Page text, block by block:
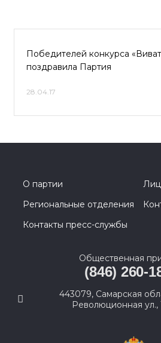
Победителей конкурса
поздравила Партия
28.04.17
О партии
Региональные отделения
Контакты пресс-службы
Общественная
(846) 260-
443079, Самарская
Революционная ул.,